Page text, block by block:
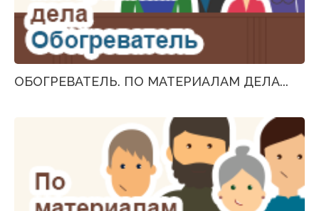
ОБОГРЕВАТЕЛЬ. ПО МАТЕРИАЛАМ ДЕЛА...